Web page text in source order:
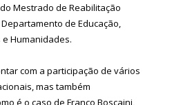
Mestrado de Reabilitação
de Educação,
e Humanidades.
com a participação de vários
mas também
é o caso de Franco Boscaini,